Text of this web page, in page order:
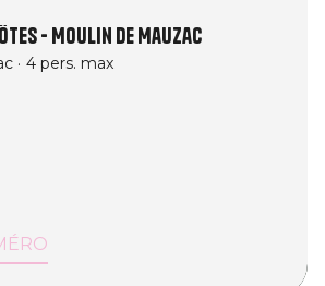
- Moulin de Mauzac
4 pers. max